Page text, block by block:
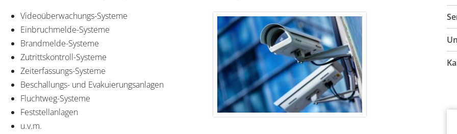
Videoüberwachungs-Systeme
Einbruchmelde-Systeme
Brandmelde-Systeme
Zutrittskontroll-Systeme
Zeiterfassungs-Systeme
Beschallungs- und Evakuierungsanlagen
Fluchtweg-Systeme
Feststellanlagen
u.v.m.